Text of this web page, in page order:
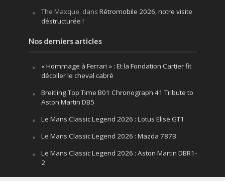
The Maxque. dans Rétromobile 2026, notre visite
déstructurée !
Nos derniers articles
« Hommage à Ferrari » : Et la Fondation Cartier fit
décoller le cheval cabré
Breitling Top Time B01 Chronograph 41 Tribute to
Aston Martin DB5
Le Mans Classic Legend 2026 : Lotus Elise GT1
Le Mans Classic Legend 2026 : Mazda 787B
Le Mans Classic Legend 2026 : Aston Martin DBR1-
2